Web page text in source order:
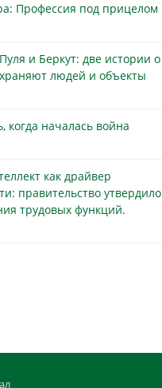
Профессия под прицелом
и Беркут: две истории о
людей и объекты
когда началась война
как драйвер
правительство утвердило
трудовых функций.